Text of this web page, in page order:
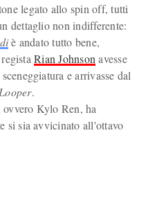
legato allo spin off, tutti
dettaglio non indifferente:
è andato tutto bene,
registaRian Johnson avesse
e arrivasse dal
Looper.
ovvero Kylo Ren, ha
si sia avvicinato all'ottavo